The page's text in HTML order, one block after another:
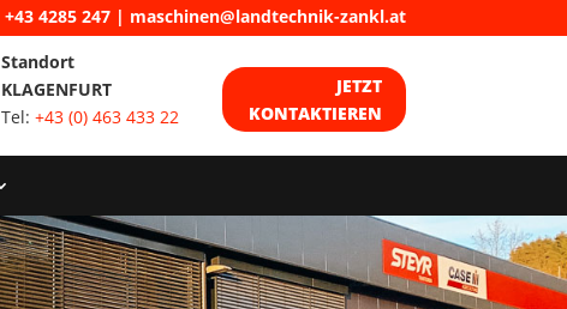
+43 4285 247| maschinen@landtechnik-zankl.at
Standort
KLAGENFURT
Tel: +43 (0) 463 433 22
JETZT
KONTAKTIEREN